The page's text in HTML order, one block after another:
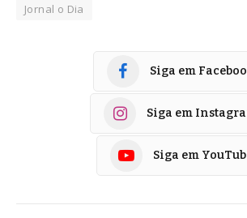
Jornal o Dia
Siga em
Siga em
Siga em